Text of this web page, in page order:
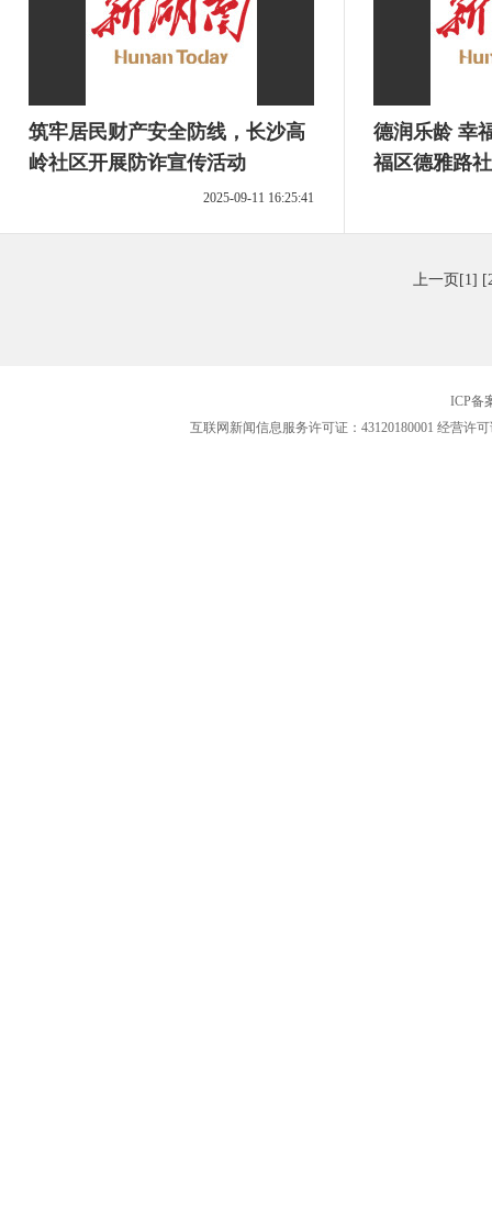
筑牢居民财产安全防线，长沙高
岭社区开展防诈宣传活动
2025-09-11 16:25:41
德润乐龄 幸
福区德雅路
上一页 [1]
ICP备
互联网新闻信息服务许可证：43120180001 经营许可